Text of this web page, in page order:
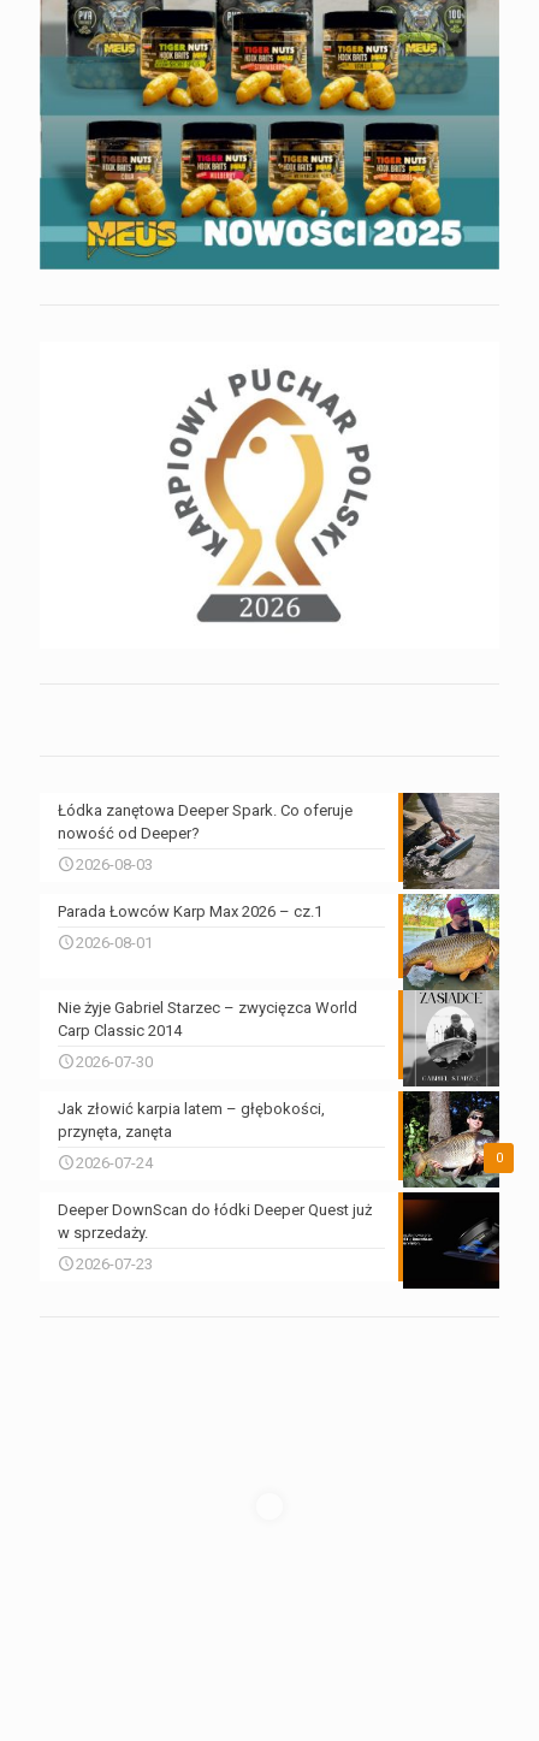
Łódka zanętowa Deeper Spark. Co oferuje
nowość od Deeper?
2026-08-03
Parada Łowców Karp Max 2026 – cz.1
2026-08-01
Nie żyje Gabriel Starzec – zwycięzca World
Carp Classic 2014
2026-07-30
0
Jak złowić karpia latem – głębokości,
przynęta, zanęta
2026-07-24
Deeper DownScan do łódki Deeper Quest już
w sprzedaży.
2026-07-23